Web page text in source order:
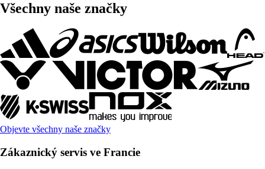
Všechny naše značky
Objevte všechny naše značky
Zákaznický servis ve Francie